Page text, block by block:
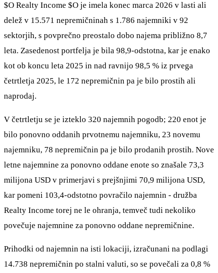
$O Realty Income $O je imela konec marca 2026 v lasti ali
delež v 15.571 nepremičninah s 1.786 najemniki v 92
sektorjih, s povprečno preostalo dobo najema približno 8,7
leta. Zasedenost portfelja je bila 98,9-odstotna, kar je enako
kot ob koncu leta 2025 in nad ravnijo 98,5 % iz prvega
četrtletja 2025, le 172 nepremičnin pa je bilo prostih ali
naprodaj.
V četrtletju se je izteklo 320 najemnih pogodb; 220 enot je
bilo ponovno oddanih prvotnemu najemniku, 23 novemu
najemniku, 78 nepremičnin pa je bilo prodanih prostih. Nove
letne najemnine za ponovno oddane enote so znašale 73,3
milijona USD v primerjavi s prejšnjimi 70,9 milijona USD,
kar pomeni 103,4-odstotno povračilo najemnin - družba
Realty Income torej ne le ohranja, temveč tudi nekoliko
povečuje najemnine za ponovno oddane nepremičnine.
Prihodki od najemnin na isti lokaciji, izračunani na podlagi
14.738 nepremičnin po stalni valuti, so se povečali za 0,8 %